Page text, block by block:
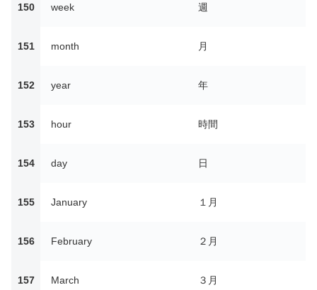
150 week 週
151 month 月
152 year 年
153 hour 時間
154 day 日
155 January １月
156 February ２月
157 March ３月